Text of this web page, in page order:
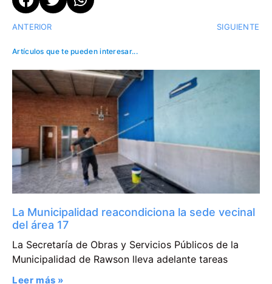
ANTERIOR SIGUIENTE
Artículos que te pueden interesar...
La Municipalidad reacondiciona la sede vecinal
del área 17
La Secretaría de Obras y Servicios Públicos de la
Municipalidad de Rawson lleva adelante tareas
Leer más »